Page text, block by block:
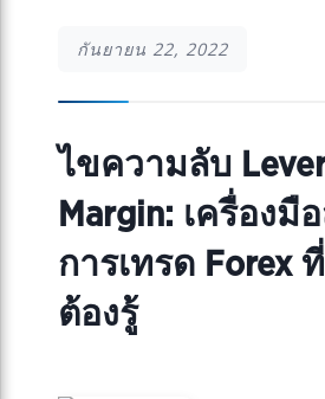
กันยายน 22, 2022
ไขความลับ
Margin: เครื่อง
การเทรด Forex
ต้องรู้